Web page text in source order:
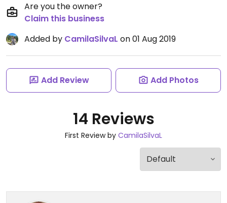
Are you the owner?
Claim this business
Added by CamilaSilvaL on 01 Aug 2019
Add Review Add Photos
14 Reviews
First Review by CamilaSilvaL